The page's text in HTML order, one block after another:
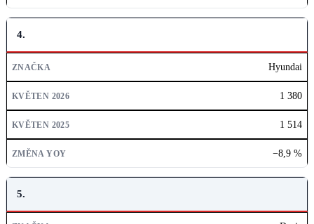
4.
Hyundai
1 380
1 514
−8,9 %
5.